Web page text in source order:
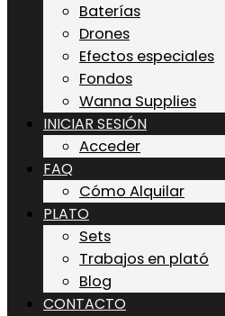
Baterías
Drones
Efectos especiales
Fondos
Wanna Supplies
INICIAR SESIÓN
Acceder
FAQ
Cómo Alquilar
PLATO
Sets
Trabajos en plató
Blog
CONTACTO